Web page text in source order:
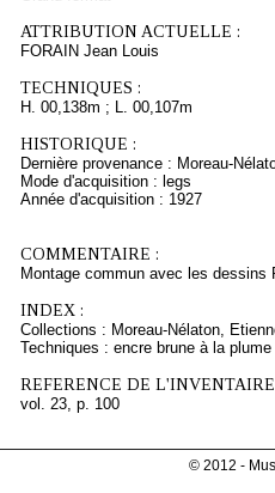
ATTRIBUTION ACTUELLE :
FORAIN Jean Louis
TECHNIQUES :
H. 00,138m ; L. 00,107m
HISTORIQUE :
Dernière provenance : Moreau-
Mode d'acquisition : legs
Année d'acquisition : 1927
COMMENTAIRE :
Montage commun avec les dessins
INDEX :
Collections : Moreau-Nélaton,
Techniques : encre brune à la
REFERENCE DE
vol. 23, p. 100
© 2012 -